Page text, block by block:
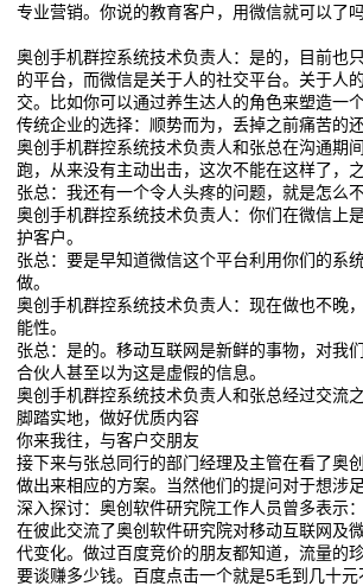
专业营销。你说的教育客户，用微信就可以了
奥创手机群控系统技术负责人：是的，目前也
的平台，而微信是关于人的社交平台。关于人
交。比如你可以通过养生达人的角色来塑造一
传统企业的选择：顺势而为，丢掉之前痛苦的
奥创手机群控系统技术负责人和张总在沟通期
跑，从来没有主动出击，这次不能在这样了，
张总：我还有一个令人头疼的问题，就是怎么
奥创手机群控系统技术负责人：你们在微信上
护客户。
张总：要是早知道微信这个平台利用你们的系
做。
奥创手机群控系统技术负责人：现在做也不晚
能性。
张总：是的。移动互联网是新鲜的事物，对我
合伙人甚至以为这是虚假的信息。
奥创手机群控系统技术负责人和张总经过交流
脚踏实地，做好优质内容
你来我往，与客户交朋友
接下来与张总同行的部门经理及主管在看了奥
做出来相应的方案。当然他们的提问对于想涉
深入探讨：奥创软件研究院工作人员曾多表示
在彼此交流了奥创软件研究院对移动互联网及
代变化。做过百度竞价的朋友都知道，流量的
要谈赚多少钱。百度点击一个就是5毛到几十